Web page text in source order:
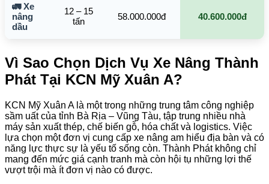
🚛 Xe
nâng
dầu
12 – 15
tấn
58.000.000đ 40.600.000đ
Vì Sao Chọn Dịch Vụ Xe Nâng Thành
Phát Tại KCN Mỹ Xuân A?
KCN Mỹ Xuân A là một trong những trung tâm công nghiệp
sầm uất của tỉnh Bà Rịa – Vũng Tàu, tập trung nhiều nhà
máy sản xuất thép, chế biến gỗ, hóa chất và logistics. Việc
lựa chọn một đơn vị cung cấp xe nâng am hiểu địa bàn và có
năng lực thực sự là yếu tố sống còn. Thành Phát không chỉ
mang đến mức giá cạnh tranh mà còn hội tụ những lợi thế
vượt trội mà ít đơn vị nào có được.